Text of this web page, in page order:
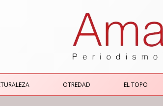
OTREDAD EL TOPO